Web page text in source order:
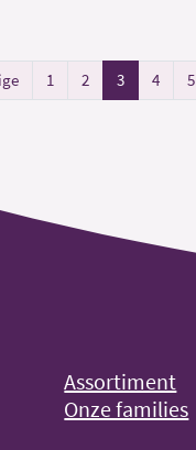
1 2 3 4 5
Assortiment
Onze families